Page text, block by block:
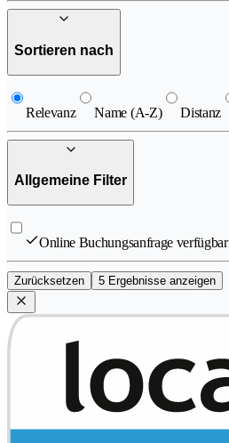
Sortieren nach
Relevanz Name (A-Z) Distanz
Allgemeine Filter
Online Buchungsanfrage verfügbar
Zurücksetzen 5 Ergebnisse anzeigen